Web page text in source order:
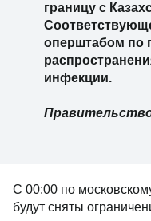
границу с
оперштабом по
инфекции.
С 00:00 по
будут сняты